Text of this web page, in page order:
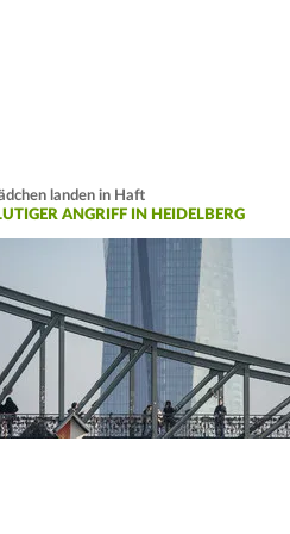
landen in Haft
ANGRIFF IN HEIDELBERG